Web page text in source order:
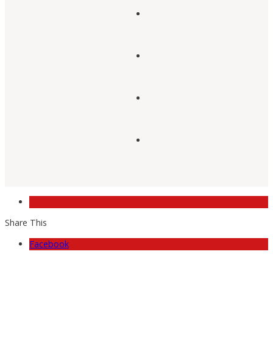
Share This
Facebook